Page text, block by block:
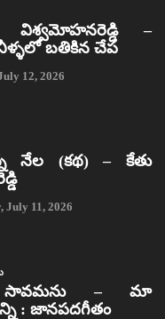
విశ్వమోహనరెడ్డి –
బతికిన చేప
12, 2026
నేల (కథ) – కేతు
July 11, 2026
సావమను – మా
: జానపదగీతం